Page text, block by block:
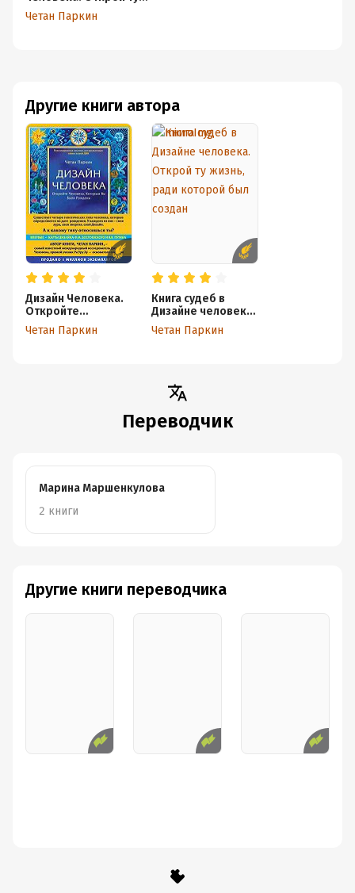
Другие книги автора
Дизайн Человека.
Откройте
Человека,
Которым Вы Были
Четан Паркин
Книга судеб в
Дизайне человека.
Открой ту жизнь,
ради которой был
Четан Паркин
жизнь, ради которой был
создан
Четан Паркин
Переводчик
Марина Маршенкулова
2 книги
Другие книги переводчика